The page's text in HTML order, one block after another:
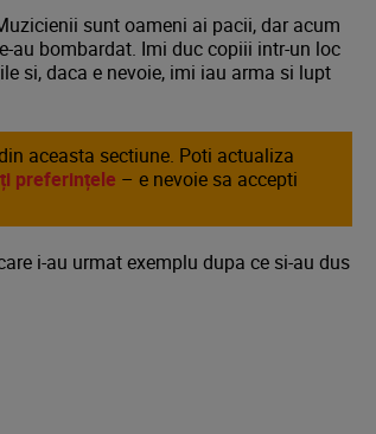
sunt oameni ai pacii, dar acum
au bombardat. Imi duc copiii intr-un loc
si, daca e nevoie, imi iau arma si lupt
aceasta sectiune. Poti actualiza
preferințele – e nevoie sa accepti
i-au urmat exemplu dupa ce si-au dus